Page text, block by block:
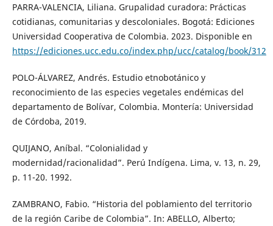
PARRA-VALENCIA, Liliana. Grupalidad curadora: Prácticas
cotidianas, comunitarias y descoloniales. Bogotá: Ediciones
Universidad Cooperativa de Colombia. 2023. Disponible en
https://ediciones.ucc.edu.co/index.php/ucc/catalog/book/312
POLO-ÁLVAREZ, Andrés. Estudio etnobotánico y
reconocimiento de las especies vegetales endémicas del
departamento de Bolívar, Colombia. Montería: Universidad
de Córdoba, 2019.
QUIJANO, Aníbal. “Colonialidad y
modernidad/racionalidad”. Perú Indígena. Lima, v. 13, n. 29,
p. 11-20. 1992.
ZAMBRANO, Fabio. “Historia del poblamiento del territorio
de la región Caribe de Colombia”. In: ABELLO, Alberto;